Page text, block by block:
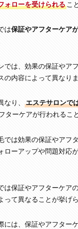
ォローを受けられる こ
は保証やアフターケア
では、効果の保証やア
の内容によって異なりま
なり、
エステサロンで
ターケアが行われるこ
では効果の保証やアフ
ローアップや問題対応
は保証やアフターケア
って異なることが挙げら
には、保証やアフター